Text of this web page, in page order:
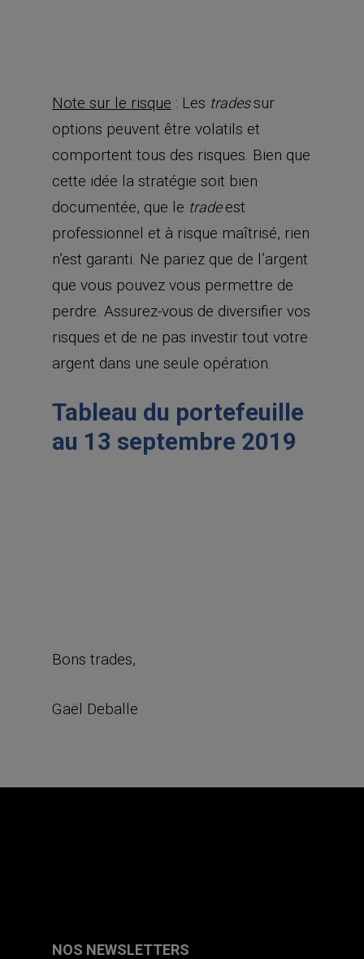
Note sur le risque : Les tradessur
options peuvent être volatils et
comportent tous des risques. Bien que
cette idée la stratégie soit bien
documentée, que le tradeest
professionnel et à risque maîtrisé, rien
n’est garanti. Ne pariez que de l’argent
que vous pouvez vous permettre de
perdre. Assurez-vous de diversifier vos
risques et de ne pas investir tout votre
argent dans une seule opération.
Tableau du portefeuille
au 13 septembre 2019
Bons trades,
Gaël Deballe
NOS NEWSLETTERS